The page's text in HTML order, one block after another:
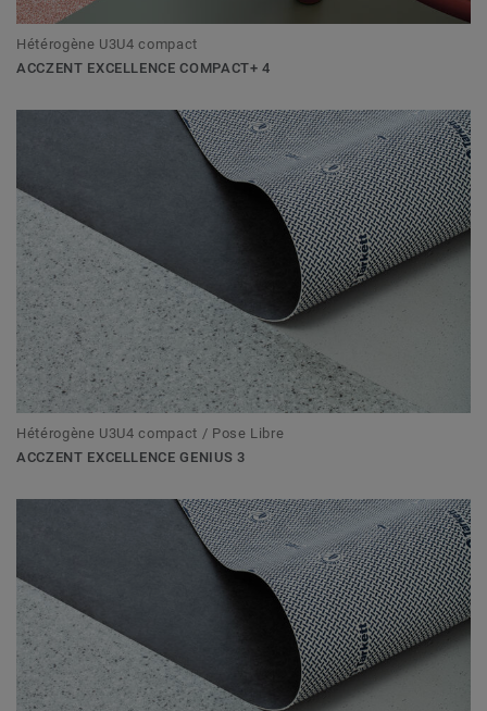
Hétérogène U3U4 compact
ACCZENT EXCELLENCE COMPACT+ 4
Hétérogène U3U4 compact / Pose Libre
ACCZENT EXCELLENCE GENIUS 3